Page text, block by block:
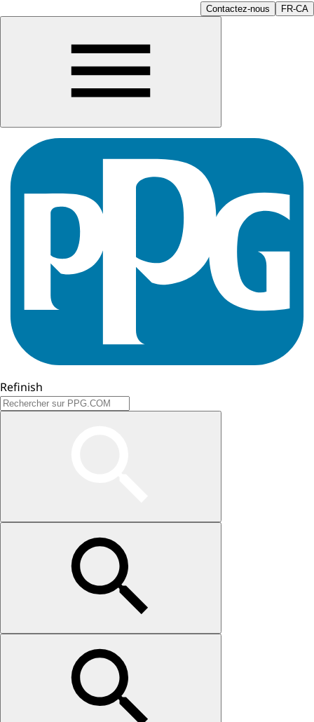
Contactez-nous FR-CA
Refinish